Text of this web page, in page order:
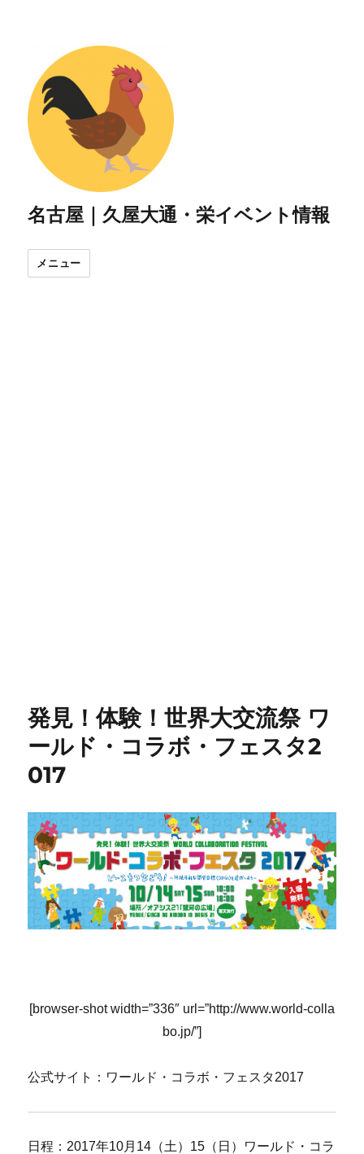
名古屋｜久屋大通・栄イベント情報
メニュー
発見！体験！世界大交流祭 ワ
ールド・コラボ・フェスタ2
017
[browser-shot width=”336″ url=”http://www.world-colla
bo.jp/”]
公式サイト：ワールド・コラボ・フェスタ2017
日程：2017年10月14（土）15（日）ワールド・コラ